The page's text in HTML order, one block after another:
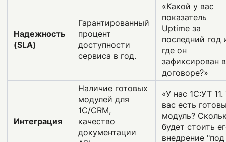
Надежность
(SLA)
Гарантированный
процент
доступности
сервиса в год.
«Какой у вас
показатель
Uptime за
последний год
где он
зафиксирован в
договоре?»
Интеграция
Наличие готовых
модулей для
1С/CRM,
качество
документации
«У нас 1С:УТ 11.
вас есть
модуль?
будет стоить
внедрение "под